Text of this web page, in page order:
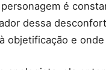
é
dessa
objetificação e